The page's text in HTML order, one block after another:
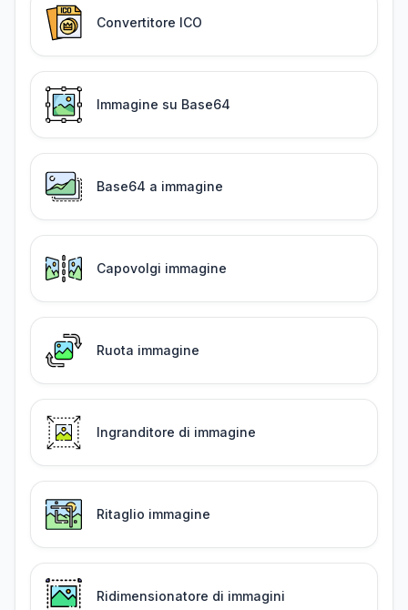
Convertitore ICO
Immagine su Base64
Base64 a immagine
Capovolgi immagine
Ruota immagine
Ingranditore di immagine
Ritaglio immagine
Ridimensionatore di immagini